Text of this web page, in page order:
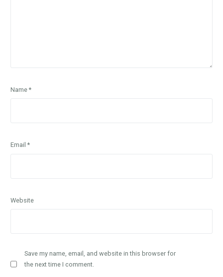
Name*
Email*
Website
Save my name, email, and website in this browser for
the next time I comment.